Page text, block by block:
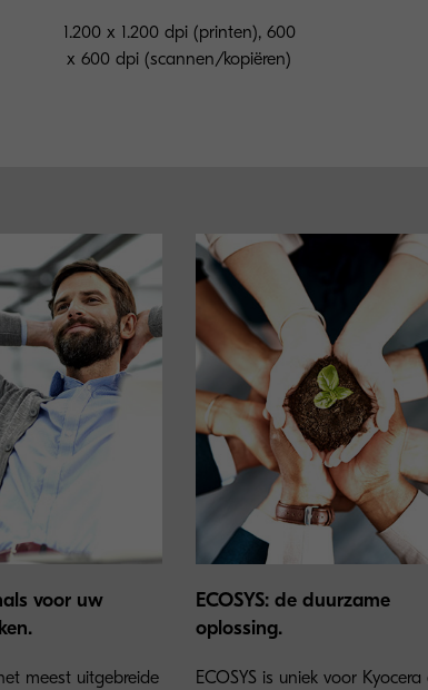
1.200 x 1.200 dpi (printen), 600
x 600 dpi (scannen/kopiëren)
voor uw
meest uitgebreide
ECOSYS: de duurzame
oplossing.
ECOSYS is uniek voor Kyocera